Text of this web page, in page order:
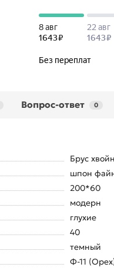
Вопрос-ответ 0
Брус
шпон
200*60
модерн
глухие
40
темный
Ф-11